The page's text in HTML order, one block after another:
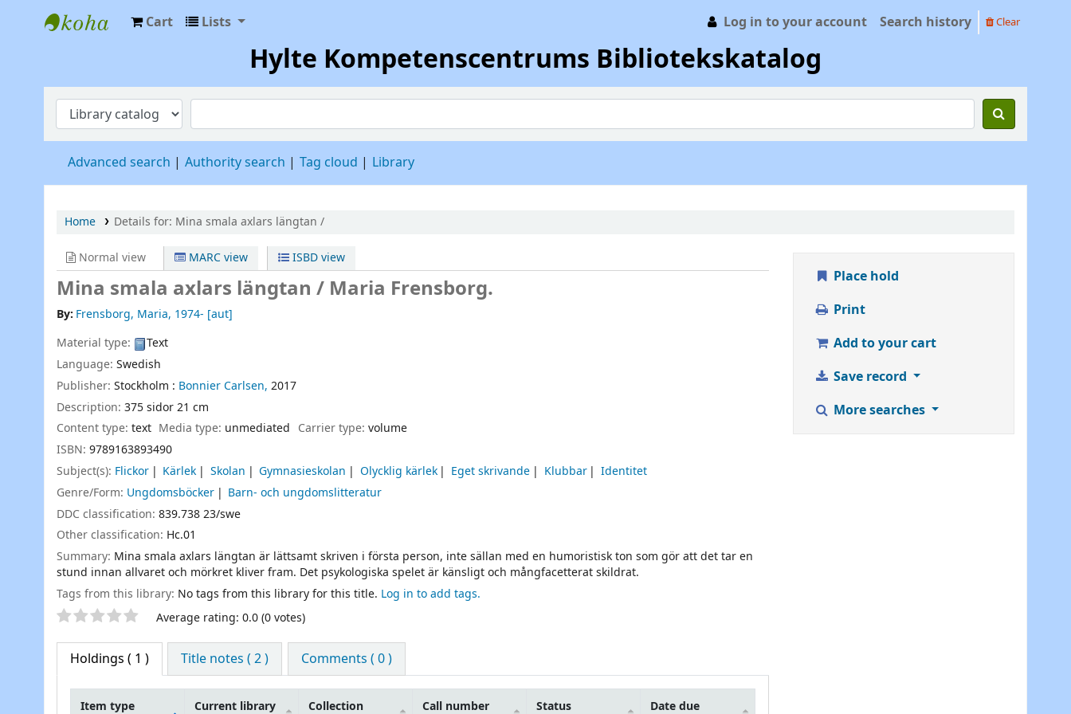
Cart Lists Log in to your account Search history Clear
Hylte Kompetenscentrums Bibliotekskatalog
Advanced search Authority search Tag cloud Library
Home Details for: Mina smala axlars längtan /
Normal view MARC view ISBD view
Mina smala axlars längtan / Maria Frensborg.
By: Frensborg, Maria, 1974- [aut]
Material type:
Text
Language: Swedish
Publisher: Stockholm : Bonnier Carlsen, 2017
Description: 375 sidor 21 cm
Content type: text Media type: unmediated Carrier type: volume
ISBN: 9789163893490
Subject(s): Flickor Kärlek Skolan Gymnasieskolan Olycklig kärlek Eget skrivande Klubbar
Identitet
Genre/Form: Ungdomsböcker
Barn- och ungdomslitteratur
DDC classification: 839.738 23/swe
Other classification: Hc.01
Summary: Mina smala axlars längtan är lättsamt skriven i första person, inte sällan med en humoristisk ton som gör att det tar en
stund innan allvaret och mörkret kliver fram. Det psykologiska spelet är känsligt och mångfacetterat skildrat.
Tags from this library: No tags from this library for this title. Log in to add tags.
Star ratings Average rating: 0.0 (0 votes)
Holdings ( 1 ) Title notes ( 2 ) Comments ( 0 )
Item type Current library Collection Call number Status Date due
Place hold
Print
Add to your cart
Save record
More searches